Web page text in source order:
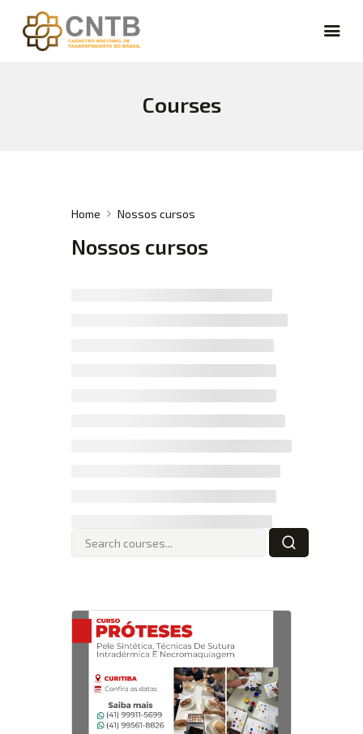
Courses
ARTIGOS
CADASTRE-SE
Home Nossos cursos
Nossos cursos